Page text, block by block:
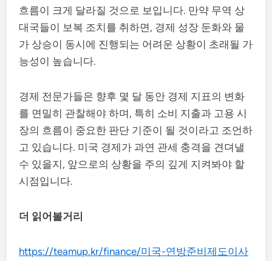
흐름이 크게 달라질 것으로 보입니다. 만약 무역 상
대국들이 보복 조치를 취하면, 경제 성장 둔화와 물
가 상승이 동시에 진행되는 어려운 상황이 초래될 가
능성이 높습니다.
경제 전문가들은 향후 몇 달 동안 경제 지표의 변화
를 면밀히 관찰해야 하며, 특히 소비 지출과 고용 시
장의 흐름이 중요한 판단 기준이 될 것이라고 조언하
고 있습니다. 미국 경제가 과연 관세 충격을 견뎌낼
수 있을지, 앞으로의 상황을 주의 깊게 지켜봐야 할
시점입니다.
더 읽어볼거리
https://teamup.kr/finance/미국-연방준비제도이사